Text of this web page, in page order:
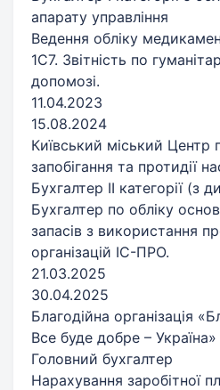
апарату управління
Ведення обліку
1С7. Звітність по
допомозі.
11.04.2023
15.08.2024
Київський міський Центр
запобігання та протидії
Бухгалтер ІІ категорії (з
Бухгалтер по обліку
запасів з використання
організацій ІС-ПРО.
21.03.2025
30.04.2025
Благодійна організація
Все буде добре – Україна»
Головний бухгалтер
Нарахування заробітної